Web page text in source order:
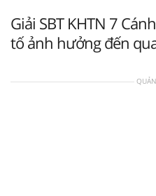
Giải SBT KHTN 7
tố ảnh hưởng đến